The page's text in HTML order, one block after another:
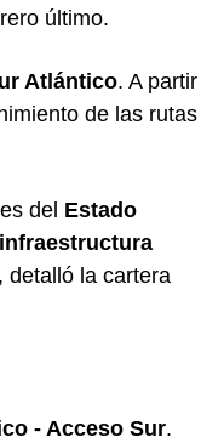
último.
Atlántico. A partir
de las rutas
del Estado
infraestructura
detalló la cartera
- Acceso Sur.